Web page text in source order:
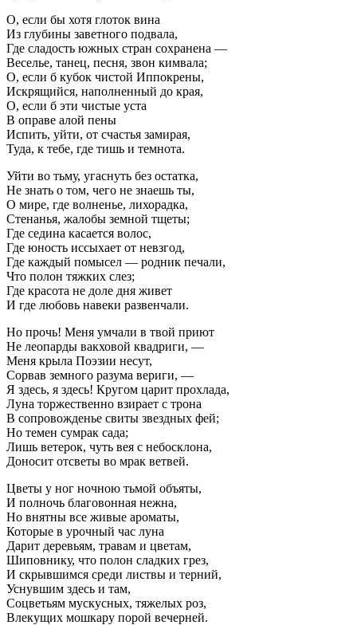
О, если бы хотя глоток вина
Из глубины заветного подвала,
Где сладость южных стран сохранена —
Веселье, танец, песня, звон кимвала;
О, если б кубок чистой Иппокрены,
Искрящийся, наполненный до края,
О, если б эти чистые уста
В оправе алой пены
Испить, уйти, от счастья замирая,
Туда, к тебе, где тишь и темнота.
Уйти во тьму, угаснуть без остатка,
Не знать о том, чего не знаешь ты,
О мире, где волненье, лихорадка,
Стенанья, жалобы земной тщеты;
Где седина касается волос,
Где юность иссыхает от невзгод,
Где каждый помысел — родник печали,
Что полон тяжких слез;
Где красота не доле дня живет
И где любовь навеки развенчали.
Но прочь! Меня умчали в твой приют
Не леопарды вакховой квадриги, —
Меня крыла Поэзии несут,
Сорвав земного разума вериги, —
Я здесь, я здесь! Кругом царит прохлада,
Луна торжественно взирает с трона
В сопровожденье свиты звездных фей;
Но темен сумрак сада;
Лишь ветерок, чуть вея с небосклона,
Доносит отсветы во мрак ветвей.
Цветы у ног ночною тьмой объяты,
И полночь благовонная нежна,
Но внятны все живые ароматы,
Которые в урочный час луна
Дарит деревьям, травам и цветам,
Шиповнику, что полон сладких грез,
И скрывшимся среди листвы и терний,
Уснувшим здесь и там,
Соцветьям мускусных, тяжелых роз,
Влекущих мошкару порой вечерней.